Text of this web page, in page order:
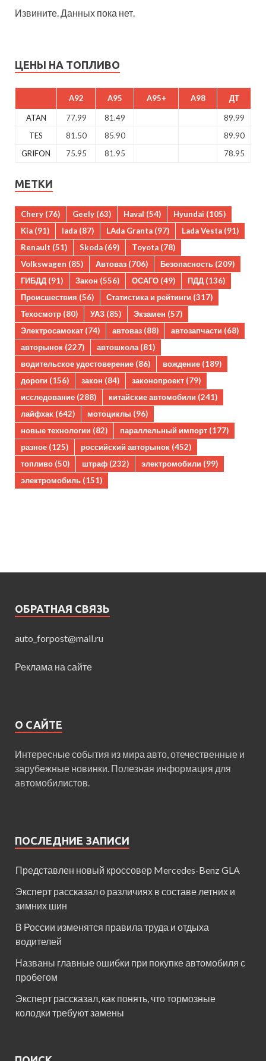
Извините. Данных пока нет.
ЦЕНЫ НА ТОПЛИВО
A92 A95 A95+ A98 ДТ
ATAN 77.99 81.49
89.99
TES
81.50 85.90
89.90
GRIFON
75.95 81.95 78.95
МЕТКИ
Chery (76) Geely (63) Haval (54) Hyundai (105)
Kia (91) lada (87) LAda Granta (97) Lada Vesta (91)
Renault (51) Skoda (69) Toyota (78)
Volkswagen (85) Автоваз (706) Безопасность (209)
ГИБДД (91) Закон (556) ОСАГО (49) ПДД (136)
Происшествия (56) Статистика и рейтинги (317)
Техосмотр (80) УАЗ (85) Экзамен (57)
Электросамокат (74) автоваз (88) автозапчасти (68)
авторынок (227) автошкола (81)
водительское удостоверение (86) вождение (189)
дороги (156) закон (84) законопроект (79)
исследование (288) китайские автомобили (241)
лайфхак (642) мотоциклы (96)
новые технологии (82) параллельный импорт (177)
разное (125) российский авторынок (452)
топливо (50) штраф (232) электромобили (99)
электромобиль (151)
ОБРАТНАЯ СВЯЗЬ
auto_forpost@mail.ru
Реклама на сайте
О САЙТЕ
Интересные события из мира авто, отечественные и
зарубежные новинки. Полезная информация для
автомобилистов.
ПОСЛЕДНИЕ ЗАПИСИ
Представлен новый кроссовер Mercedes-Benz GLA
Эксперт рассказал о различиях в составе летних и
зимних шин
В России изменятся правила труда и отдыха
водителей
Названы главные ошибки при покупке автомобиля с
пробегом
Эксперт рассказал, как понять, что тормозные
колодки требуют замены